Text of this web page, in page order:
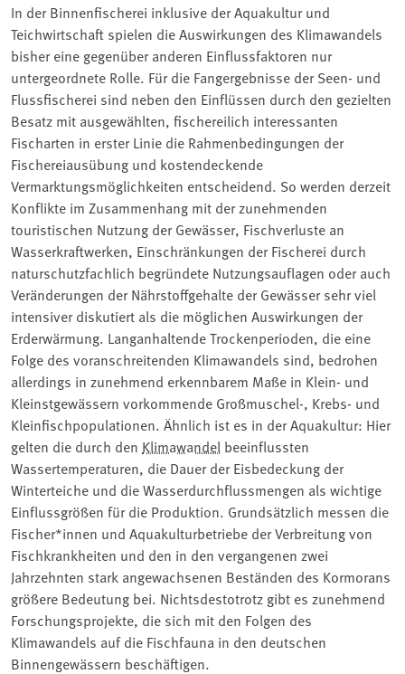
In der Binnenfischerei inklusive der Aquakultur und
Teichwirtschaft spielen die Auswirkungen des Klimawandels
bisher eine gegenüber anderen Einflussfaktoren nur
untergeordnete Rolle. Für die Fangergebnisse der Seen- und
Flussfischerei sind neben den Einflüssen durch den gezielten
Besatz mit ausgewählten, fischereilich interessanten
Fischarten in erster Linie die Rahmenbedingungen der
Fischereiausübung und kostendeckende
Vermarktungsmöglichkeiten entscheidend. So werden derzeit
Konflikte im Zusammenhang mit der zunehmenden
touristischen Nutzung der Gewässer, Fischverluste an
Wasserkraftwerken, Einschränkungen der Fischerei durch
naturschutzfachlich begründete Nutzungsauflagen oder auch
Veränderungen der Nährstoffgehalte der Gewässer sehr viel
intensiver diskutiert als die möglichen Auswirkungen der
Erderwärmung. Langanhaltende Trockenperioden, die eine
Folge des voranschreitenden Klimawandels sind, bedrohen
allerdings in zunehmend erkennbarem Maße in Klein- und
Kleinstgewässern vorkommende Großmuschel-, Krebs- und
Kleinfischpopulationen. Ähnlich ist es in der Aquakultur: Hier
gelten die durch den Klimawandel beeinflussten
Wassertemperaturen, die Dauer der Eisbedeckung der
Winterteiche und die Wasserdurchflussmengen als wichtige
Einflussgrößen für die Produktion. Grundsätzlich messen die
Fischer*innen und Aquakulturbetriebe der Verbreitung von
Fischkrankheiten und den in den vergangenen zwei
Jahrzehnten stark angewachsenen Beständen des Kormorans
größere Bedeutung bei. Nichtsdestotrotz gibt es zunehmend
Forschungsprojekte, die sich mit den Folgen des
Klimawandels auf die Fischfauna in den deutschen
Binnengewässern beschäftigen.